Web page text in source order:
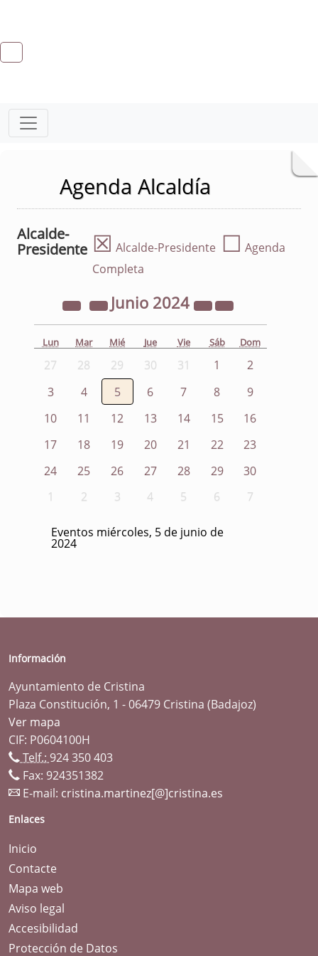
Agenda Alcaldía
Alcalde-
Presidente ☒ Alcalde-Presidente ☐ Agenda
Completa
Junio 2024
Lun Mar Mié Jue Vie Sáb Dom
27 28 29 30 31 1
2
3
4 5 6 7 8
9
10
11 12 13 14 15
16
17
18 19 20 21 22
23
24
25 26 27 28 29
30
1
2 3 4 5 6 7
Eventos miércoles, 5 de junio de
2024
Información
Ayuntamiento de Cristina
Plaza Constitución, 1 - 06479 Cristina (Badajoz)
Ver mapa
CIF: P0604100H
Telf.: 924 350 403
Fax: 924351382
E-mail: cristina.martinez[@]cristina.es
Enlaces
Inicio
Contacte
Mapa web
Aviso legal
Accesibilidad
Protección de Datos